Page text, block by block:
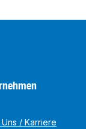
/ Karriere